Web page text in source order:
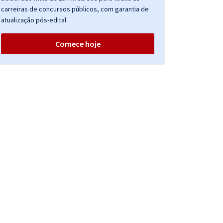
carreiras de concursos públicos, com garantia de
atualização pós-edital.
Comece hoje